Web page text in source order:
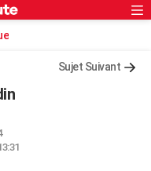
Sujet Suivant